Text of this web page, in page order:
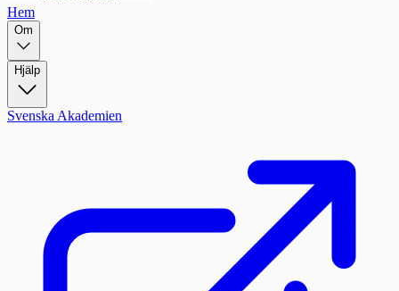
Hem
Om
Hjälp
Svenska Akademien